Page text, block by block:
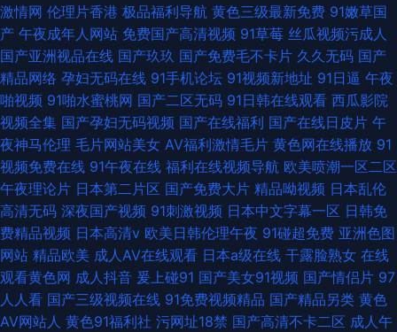
激情网 伦理片香港 极品福利导航 黄色三级最新免费 91嫩草国
产 午夜成年人网站 免费国产高清视频 91草莓 丝瓜视频污成人
国产亚洲视品在线 国产玖玖 国产免费毛不卡片 久久无码 国产
精品网络 孕妇无码在线 91手机论坛 91视频新地址 91日逼 午夜
啪视频 91啪水蜜桃网 国产二区无码 91日韩在线观看 西瓜影院
视频全集 国产孕妇无码视频 国产在线福利 国产在线日皮片 午
夜神马伦理 毛片网站美女 AV福利激情毛片 黄色网在线播放 91
视频免费在线 91午夜在线 福利在线视频导航 欧美喷潮一区二区
午夜理论片 日本第二片区 国产免费大片 精品呦视频 日本乱伦
高清无码 深夜国产视频 91刺激视频 日本中文字幕一区 日韩免
费精品视频 日本高清v 欧美日韩伦理午夜 91碰超免费 亚洲色图
网站 精品欧美 成人AV在线观看 日本a级在线 干露脸熟女 在线
观看黄色网 成人抖音 爰上碰91 国产美女91视频 国产情侣片 97
人人看 国产三级视频在线 91免费视频精品 国产精品另类 黄色
AV网站人 黄色91福利社 污网址18禁 国产高清不卡二区 成人午